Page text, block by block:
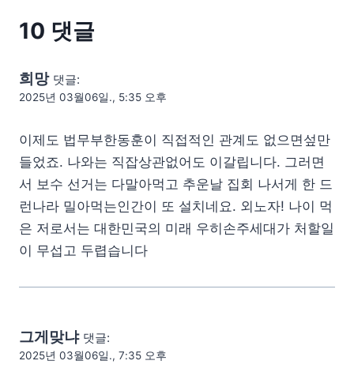
10 댓글
희망 댓글:
2025년 03월06일., 5:35 오후
이제도 법무부한동훈이 직접적인 관계도 없으면섶만
들었죠. 나와는 직잡상관없어도 이갈립니다. 그러면
서 보수 선거는 다말아먹고 추운날 집회 나서게 한 드
런나라 밀아먹는인간이 또 설치네요. 외노자! 나이 먹
은 저로서는 대한민국의 미래 우히손주세대가 처할일
이 무섭고 두렵습니다
그게맞냐 댓글:
2025년 03월06일., 7:35 오후